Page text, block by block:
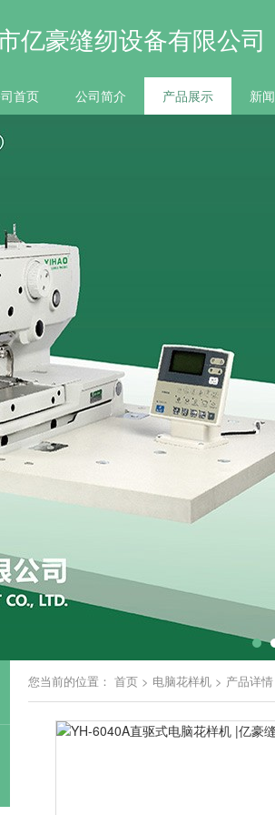
亿豪缝纫设备有限公司
首页 公司简介 产品展示 新
您当前的位置： 首页 > 电脑花样机 > 产品详情